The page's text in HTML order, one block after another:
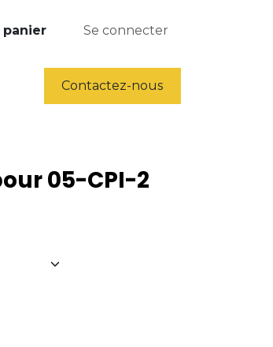
panier Se connecter
Contactez-nous
05-CPI-2